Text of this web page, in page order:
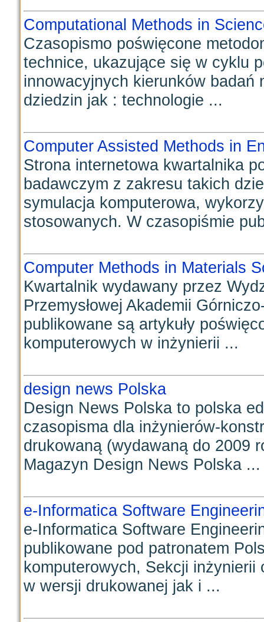
Computational Methods in
Czasopismo poświęcone
technice, ukazujące się w cyklu
innowacyjnych kierunków
dziedzin jak : technologie ...
Computer Assisted Methods in
Strona internetowa kwartalnika
badawczym z zakresu takich
symulacja komputerowa,
stosowanych. W czasopiśmie
Computer Methods in Materials
Kwartalnik wydawany przez
Przemysłowej Akademii
publikowane są artykuły
komputerowych w inżynierii ...
design news Polska
Design News Polska to polska
czasopisma dla inżynierów-
drukowaną (wydawaną do 2009
Magazyn Design News Polska ...
e-Informatica Software
e-Informatica Software
publikowane pod patronatem
komputerowych, Sekcji
w wersji drukowanej jak i ...